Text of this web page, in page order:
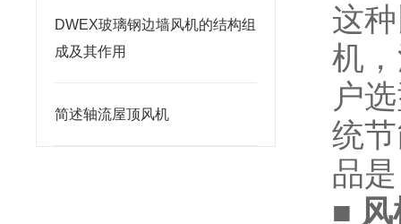
DWEX玻璃钢边墙风机的结构组
成及其作用
简述轴流屋顶风机
这
机
户
统
品
■